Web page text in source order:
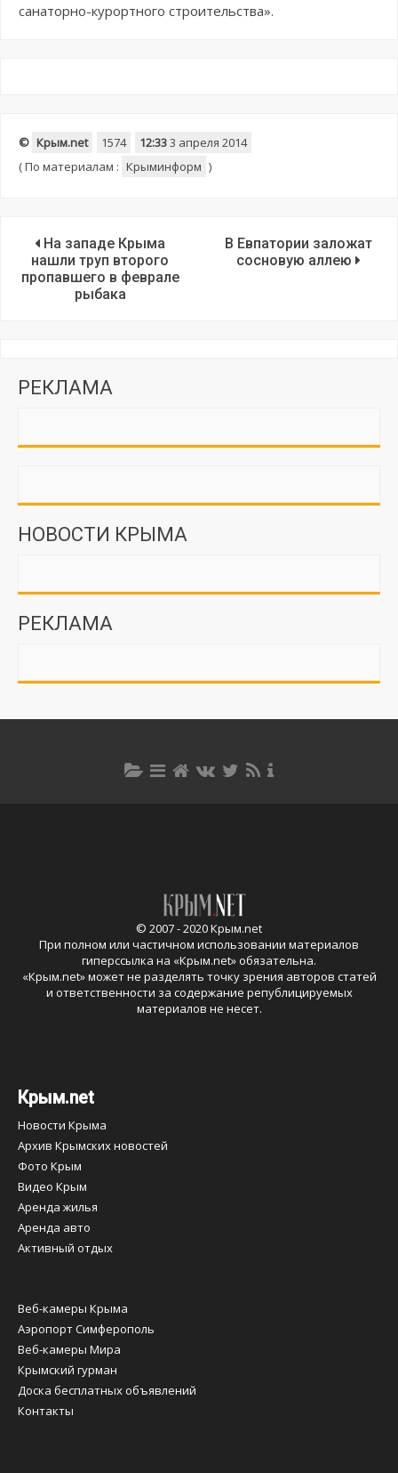
санаторно-курортного строительства».
© Крым.net 1574 12:333 апреля 2014
(По материалам : Крыминформ )
На западе Крыма
нашли труп второго
пропавшего в феврале
рыбака
В Евпатории заложат
сосновую аллею
РЕКЛАМА
НОВОСТИ КРЫМА
РЕКЛАМА
© 2007 - 2020 Крым.net
При полном или частичном использовании материалов
гиперссылка на «Крым.net» обязательна.
«Крым.net» может не разделять точку зрения авторов статей
и ответственности за содержание републицируемых
материалов не несет.
Крым.net
Новости Крыма
Архив Крымских новостей
Фото Крым
Видео Крым
Аренда жилья
Аренда авто
Активный отдых
Веб-камеры Крыма
Аэропорт Симферополь
Веб-камеры Мира
Крымский гурман
Доска бесплатных объявлений
Контакты